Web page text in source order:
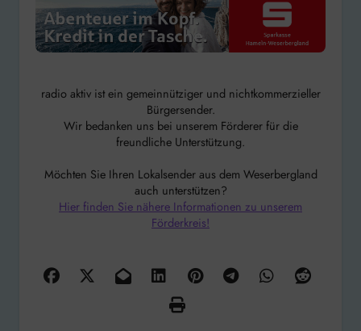
radio aktiv ist ein gemeinnütziger und nichtkommerzieller
Bürgersender.
Wir bedanken uns bei unserem Förderer für die
freundliche Unterstützung.
Möchten Sie Ihren Lokalsender aus dem Weserbergland
auch unterstützen?
Hier finden Sie nähere Informationen zu unserem
Förderkreis!